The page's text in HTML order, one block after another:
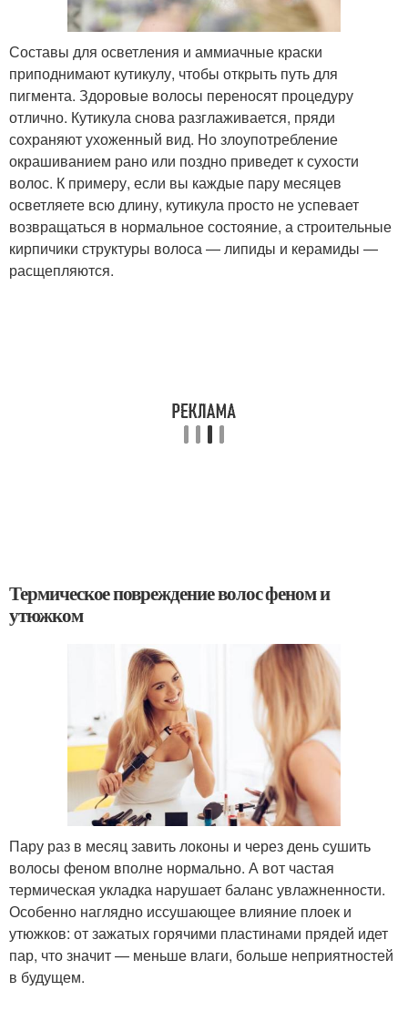
Составы для осветления и аммиачные краски
приподнимают кутикулу, чтобы открыть путь для
пигмента. Здоровые волосы переносят процедуру
отлично. Кутикула снова разглаживается, пряди
сохраняют ухоженный вид. Но злоупотребление
окрашиванием рано или поздно приведет к сухости
волос. К примеру, если вы каждые пару месяцев
осветляете всю длину, кутикула просто не успевает
возвращаться в нормальное состояние, а строительные
кирпичики структуры волоса — липиды и керамиды —
расщепляются.
Термическое повреждение волос феном и
утюжком
Пару раз в месяц завить локоны и через день сушить
волосы феном вполне нормально. А вот частая
термическая укладка нарушает баланс увлажненности.
Особенно наглядно иссушающее влияние плоек и
утюжков: от зажатых горячими пластинами прядей идет
пар, что значит — меньше влаги, больше неприятностей
в будущем.